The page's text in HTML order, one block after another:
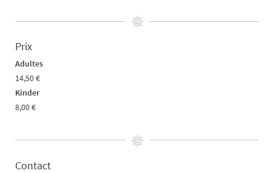
Prix
Adultes
14,50 €
Kinder
8,00 €
Contact